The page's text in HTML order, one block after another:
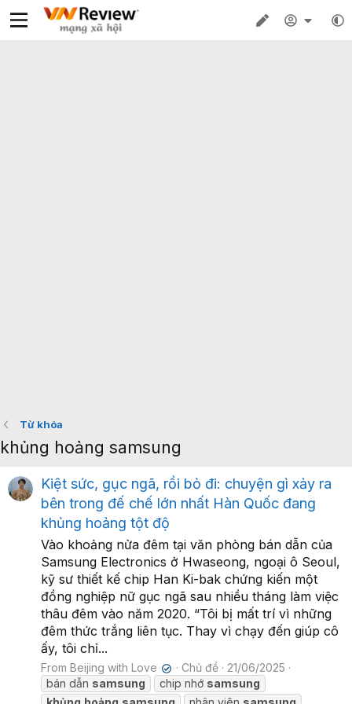
Từ khóa
khủng hoảng samsung
Kiệt sức, gục ngã, rồi bỏ đi: chuyện gì xảy ra
bên trong đế chế lớn nhất Hàn Quốc đang
khủng hoảng tột độ
Vào khoảng nửa đêm tại văn phòng bán dẫn của
Samsung Electronics ở Hwaseong, ngoại ô Seoul,
kỹ sư thiết kế chip Han Ki-bak chứng kiến một
đồng nghiệp nữ gục ngã sau nhiều tháng làm việc
thâu đêm vào năm 2020. “Tôi bị mất trí vì những
đêm thức trắng liên tục. Thay vì chạy đến giúp cô
ấy, tôi chỉ...
From Beijing with Love ✔ Chủ đề
21/06/2025
bán dẫn samsung chip nhớ samsung